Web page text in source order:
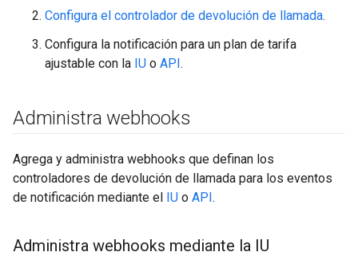
Configura el controlador de devolución de llamada.
Configura la notificación para un plan de tarifa
ajustable con la IU o API.
Administra webhooks
Agrega y administra webhooks que definan los
controladores de devolución de llamada para los eventos
de notificación mediante el IU o API.
Administra webhooks mediante la IU